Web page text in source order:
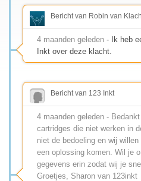
Bericht van Robin van
4 maanden geleden - Ik heb
Inkt over deze klacht.
Bericht van 123 Inkt
4 maanden geleden -
cartridges die niet werken in
niet de bedoeling en wij
een oplossing komen. Wil je
gegevens erin zodat wij je
Groetjes, Sharon van 123inkt